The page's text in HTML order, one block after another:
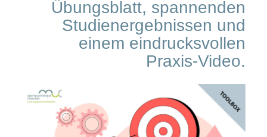
Übungsblatt, spannenden
Studienergebnissen und
einem eindrucksvollen
Praxis-Video.